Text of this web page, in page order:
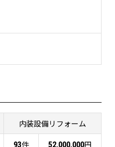
内装設備リフォーム
93件 52,000,000円